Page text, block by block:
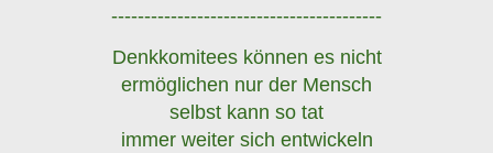
-----------------------------------------
Denkkomitees können es nicht
ermöglichen nur der Mensch
selbst kann so tat
immer weiter sich entwickeln